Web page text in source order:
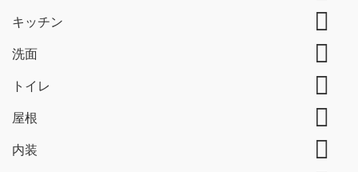
キッチン
洗面
トイレ
屋根
内装